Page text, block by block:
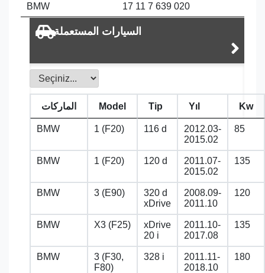
BMW 17 11 7 639 020
السيارات المستعملة
الماركات Model Tip Yıl Kw
BMW 1 (F20) 116 d
2012.03-
2015.02
85
BMW 1 (F20) 120 d
2011.07-
2015.02
135
BMW 3 (E90)
320 d
xDrive
2008.09-
2011.10
120
BMW X3 (F25)
xDrive
20 i
2011.10-
2017.08
135
BMW
3 (F30,
F80)
328 i
2011.11-
2018.10
180